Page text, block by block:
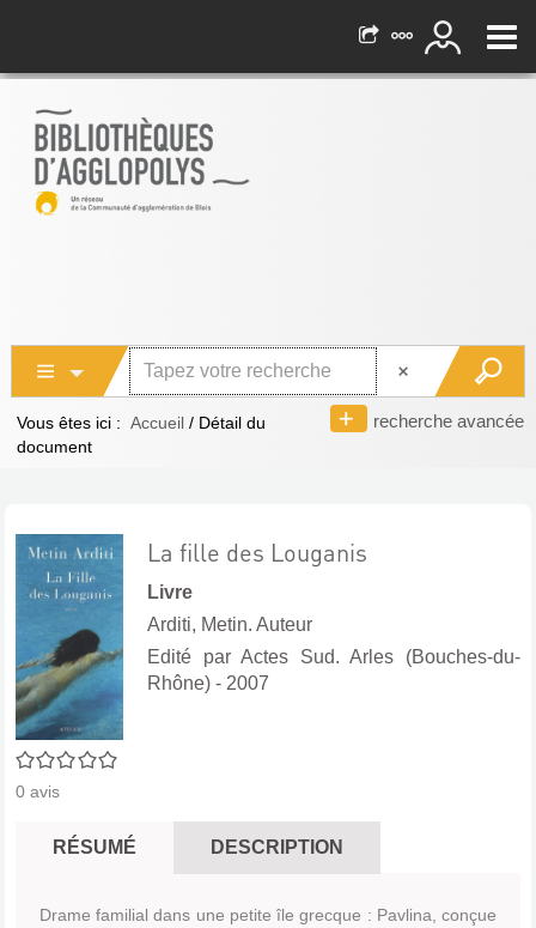
recherche avancée
Vous êtes ici : Accueil / Détail du
document
0/5
0 avis
La fille des Louganis
Livre
Arditi, Metin. Auteur
Edité parActes Sud. Arles (Bouches-du-
Rhône) - 2007
RÉSUMÉ DESCRIPTION
Drame familial dans une petite île grecque : Pavlina, conçue